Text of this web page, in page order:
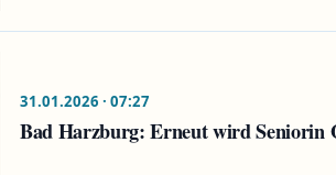
31.01.2026 · 07:27
Bad Harzburg: Erneut wird Seniorin